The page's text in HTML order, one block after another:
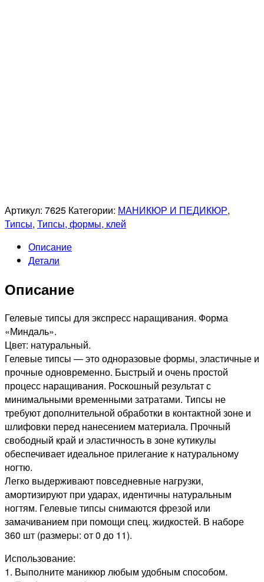
Артикул: 7625 Категории: МАНИКЮР И ПЕДИКЮР,
Типсы, Типсы, формы, клей
Описание
Детали
Описание
Гелевые типсы для экспресс наращивания. Форма
«Миндаль».
Цвет: натуральный.
Гелевые типсы — это одноразовые формы, эластичные и
прочные одновременно. Быстрый и очень простой
процесс наращивания. Роскошный результат с
минимальными временными затратами. Типсы не
требуют дополнительной обработки в контактной зоне и
шлифовки перед нанесением материала. Прочный
свободный край и эластичность в зоне кутикулы
обеспечивает идеальное прилегание к натуральному
ногтю.
Легко выдерживают повседневные нагрузки,
амортизируют при ударах, идентичны натуральным
ногтям. Гелевые типсы снимаются фрезой или
замачиванием при помощи спец. жидкостей. В наборе
360 шт (размеры: от 0 до 11).
Использование:
1. Выполните маникюр любым удобным способом.